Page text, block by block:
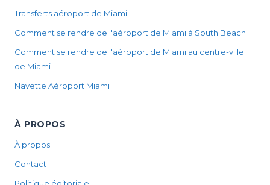
Transferts aéroport de Miami
Comment se rendre de l'aéroport de Miami à South Beach
Comment se rendre de l'aéroport de Miami au centre-ville
de Miami
Navette Aéroport Miami
À PROPOS
À propos
Contact